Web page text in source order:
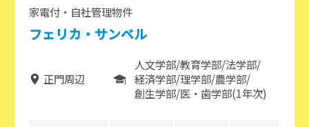
家電付・自社管理物件
フェリカ・サンベル
正門周辺
人文学部 教育学部 法学部
経済学部 理学部 農学部
創生学部 医・歯学部(1年次)